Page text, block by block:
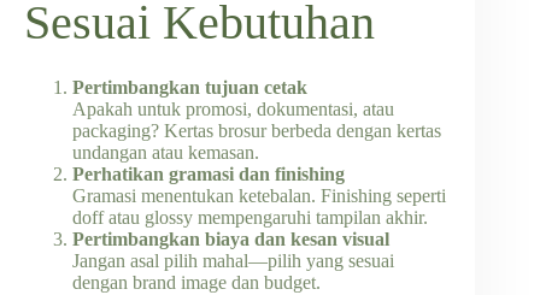
Sesuai Kebutuhan
Pertimbangkan tujuan cetak
Apakah untuk promosi, dokumentasi, atau
packaging? Kertas brosur berbeda dengan kertas
undangan atau kemasan.
Perhatikan gramasi dan finishing
Gramasi menentukan ketebalan. Finishing seperti
doff atau glossy mempengaruhi tampilan akhir.
Pertimbangkan biaya dan kesan visual
Jangan asal pilih mahal—pilih yang sesuai
dengan brand image dan budget.